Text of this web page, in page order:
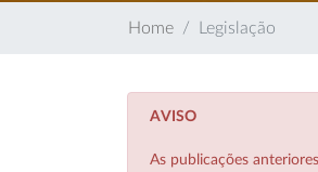
Home Legislação
AVISO
As publicações